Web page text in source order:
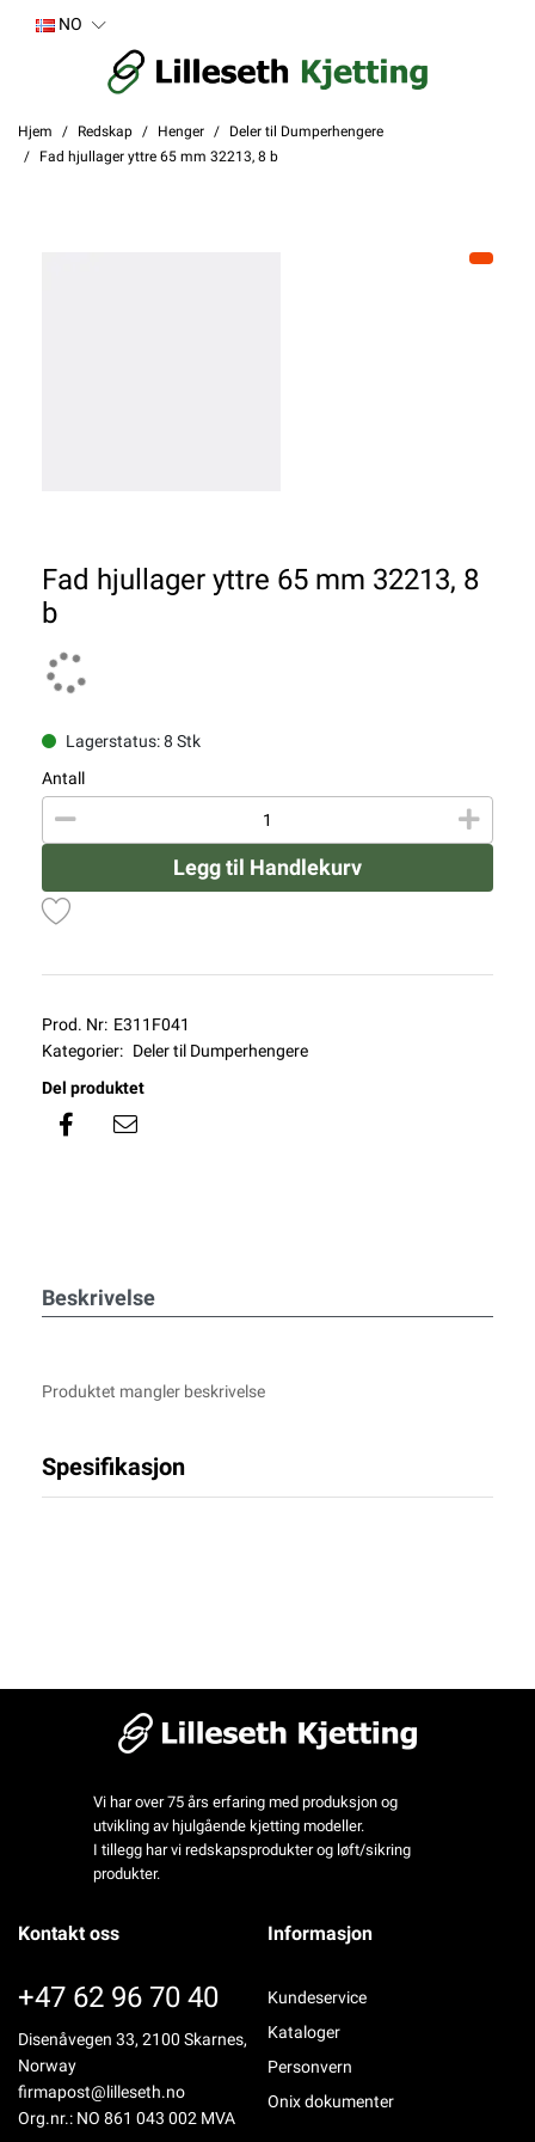
NO
Hjem Redskap Henger
Deler til Dumperhengere
Fad hjullager yttre 65 mm 32213, 8 b
Fad hjullager yttre 65 mm 32213, 8
b
Lagerstatus: 8 Stk
Antall
Legg til Handlekurv
Prod. Nr: E311F041
Kategorier: Deler til Dumperhengere
Del produktet
Beskrivelse
Produktet mangler beskrivelse
Spesifikasjon
Vi har over 75 års erfaring med produksjon og
utvikling av hjulgående kjetting modeller.
I tillegg har vi redskapsprodukter og løft/sikring
produkter.
Kontakt oss
+47 62 96 70 40
Disenåvegen 33, 2100 Skarnes,
Norway
firmapost@lilleseth.no
Org.nr.: NO 861 043 002 MVA
Informasjon
Kundeservice
Kataloger
Personvern
Onix dokumenter